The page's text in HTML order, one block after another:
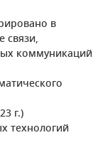
в
связи,
коммуникаций
г.)
технологий